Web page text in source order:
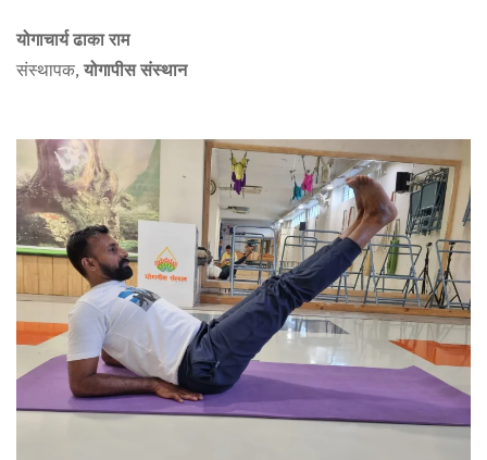
योगाचार्य ढाका राम
संस्थापक,योगापीस संस्थान